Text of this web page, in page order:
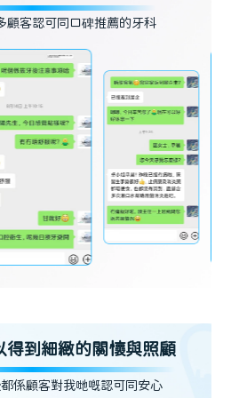
顧客認可同口碑推薦的牙科
得到細緻的關懷與照顧
係顧客對我哋嘅認可同安心